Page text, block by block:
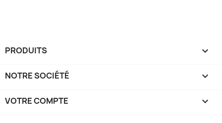
PRODUITS 
NOTRE SOCIÉTÉ 
VOTRE COMPTE 